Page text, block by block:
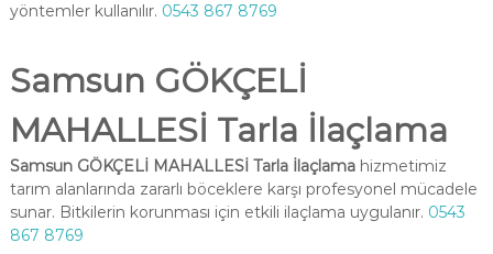
yöntemler kullanılır. 0543 867 8769
Samsun GÖKÇELİ
MAHALLESİ Tarla İlaçlama
Samsun GÖKÇELİ MAHALLESİ Tarla İlaçlamahizmetimiz
tarım alanlarında zararlı böceklere karşı profesyonel mücadele
sunar. Bitkilerin korunması için etkili ilaçlama uygulanır. 0543
867 8769